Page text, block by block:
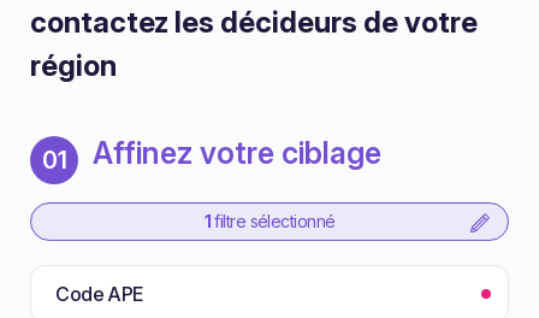
contactez les décideurs de votre
région
01 Affinez votre ciblage
1 filtre sélectionné
Code APE